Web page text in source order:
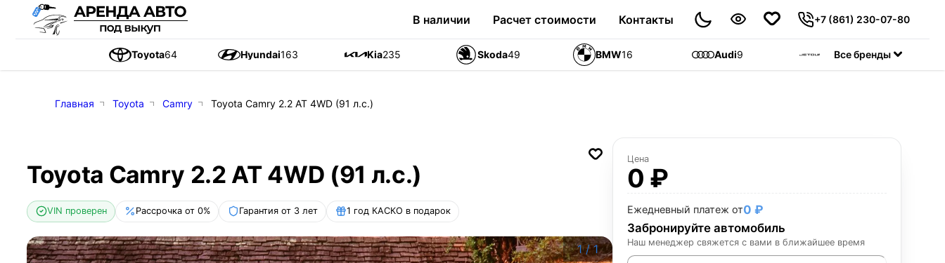
В наличии Расчет стоимости Контакты +7 (861) 230-07-80
Toyota64 Hyundai163 Kia235 Skoda49 BMW16 Audi9 Jetour55
Все бренды
Главная Toyota Camry Toyota Camry 2.2 AT 4WD (91 л.с.)
Toyota Camry 2.2 AT 4WD (91 л.с.)
VIN проверен Рассрочка от 0% Гарантия от 3 лет 1 год КАСКО в подарок
1 /1
Цена
0 ₽
Ежедневный платеж от0 ₽
Забронируйте автомобиль
Наш менеджер свяжется с вами в ближайшее время